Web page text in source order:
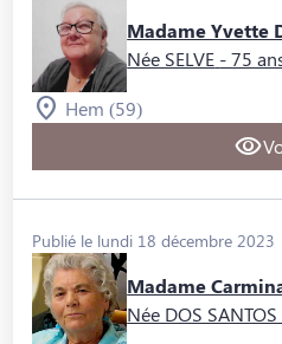
Madame Yvette
Née SELVE - 75
Hem (59)
Publié le lundi 18 décembre 2023
Madame
Née DOS SANTOS